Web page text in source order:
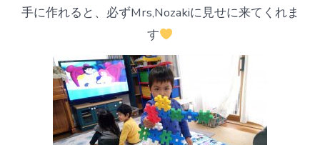
手に作れると、必ずMrs,Nozakiに見せに来てくれま
す